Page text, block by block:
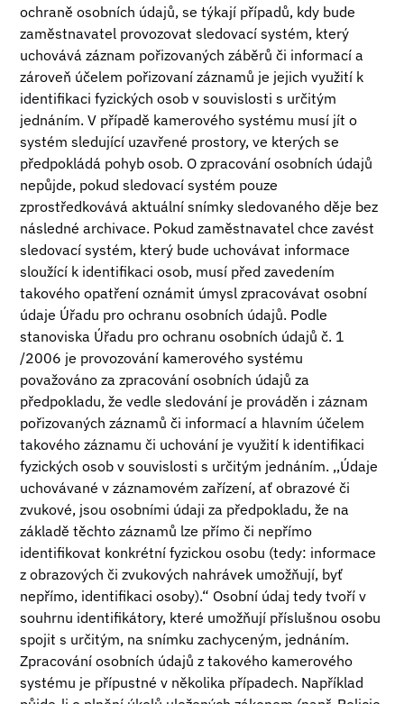
ochraně osobních údajů, se týkají případů, kdy bude
zaměstnavatel provozovat sledovací systém, který
uchovává záznam pořizovaných záběrů či informací a
zároveň účelem pořizovaní záznamů je jejich využití k
identifikaci fyzických osob v souvislosti s určitým
jednáním. V případě kamerového systému musí jít o
systém sledující uzavřené prostory, ve kterých se
předpokládá pohyb osob. O zpracování osobních údajů
nepůjde, pokud sledovací systém pouze
zprostředkovává aktuální snímky sledovaného děje bez
následné archivace. Pokud zaměstnavatel chce zavést
sledovací systém, který bude uchovávat informace
sloužící k identifikaci osob, musí před zavedením
takového opatření oznámit úmysl zpracovávat osobní
údaje Úřadu pro ochranu osobních údajů. Podle
stanoviska Úřadu pro ochranu osobních údajů č. 1
/2006 je provozování kamerového systému
považováno za zpracování osobních údajů za
předpokladu, že vedle sledování je prováděn i záznam
pořizovaných záznamů či informací a hlavním účelem
takového záznamu či uchování je využití k identifikaci
fyzických osob v souvislosti s určitým jednáním. ,,Údaje
uchovávané v záznamovém zařízení, ať obrazové či
zvukové, jsou osobními údaji za předpokladu, že na
základě těchto záznamů lze přímo či nepřímo
identifikovat konkrétní fyzickou osobu (tedy: informace
z obrazových či zvukových nahrávek umožňují, byť
nepřímo, identifikaci osoby).“ Osobní údaj tedy tvoří v
souhrnu identifikátory, které umožňují příslušnou osobu
spojit s určitým, na snímku zachyceným, jednáním.
Zpracování osobních údajů z takového kamerového
systému je přípustné v několika případech. Například